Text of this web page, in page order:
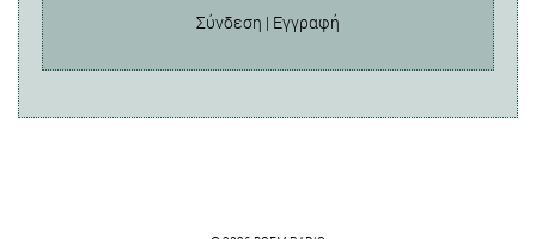
Σύνδεση | Εγγραφή